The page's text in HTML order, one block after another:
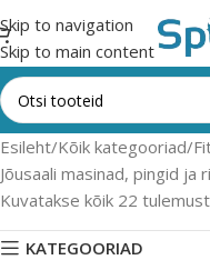
Skip to navigation
Skip to main content
Esileht Kõik kategooriad
Jõusaali masinad, pingid ja
Kuvatakse kõik 22 tulemust
KATEGOORIAD